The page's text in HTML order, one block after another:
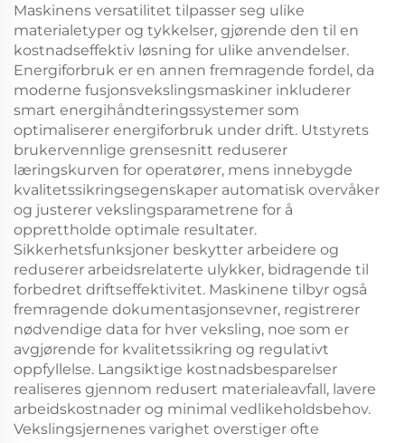
Maskinens versatilitet tilpasser seg ulike
materialetyper og tykkelser, gjørende den til en
kostnadseffektiv løsning for ulike anvendelser.
Energiforbruk er en annen fremragende fordel, da
moderne fusjonsvekslingsmaskiner inkluderer
smart energihåndteringssystemer som
optimaliserer energiforbruk under drift. Utstyrets
brukervennlige grensesnitt reduserer
læringskurven for operatører, mens innebygde
kvalitetssikringsegenskaper automatisk overvåker
og justerer vekslingsparametrene for å
opprettholde optimale resultater.
Sikkerhetsfunksjoner beskytter arbeidere og
reduserer arbeidsrelaterte ulykker, bidragende til
forbedret driftseffektivitet. Maskinene tilbyr også
fremragende dokumentasjonsevner, registrerer
nødvendige data for hver veksling, noe som er
avgjørende for kvalitetssikring og regulativt
oppfyllelse. Langsiktige kostnadsbesparelser
realiseres gjennom redusert materialeavfall, lavere
arbeidskostnader og minimal vedlikeholdsbehov.
Vekslingsjernenes varighet overstiger ofte